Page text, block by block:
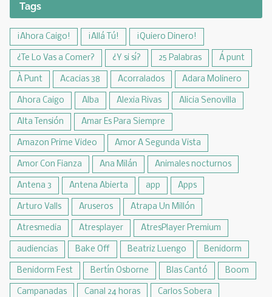
Tags
¡Ahora Caigo! ¡Allá Tú! ¡Quiero Dinero!
¿Te Lo Vas a Comer? ¿Y si sí? 25 Palabras Á punt
À Punt Acacias 38 Acorralados Adara Molinero
Ahora Caigo Alba Alexia Rivas Alicia Senovilla
Alta Tensión Amar Es Para Siempre
Amazon Prime Video Amor A Segunda Vista
Amor Con Fianza Ana Milán Animales nocturnos
Antena 3 Antena Abierta app Apps
Arturo Valls Aruseros Atrapa Un Millón
Atresmedia Atresplayer AtresPlayer Premium
audiencias Bake Off Beatriz Luengo Benidorm
Benidorm Fest Bertín Osborne Blas Cantó Boom
Campanadas Canal 24 horas Carlos Sobera